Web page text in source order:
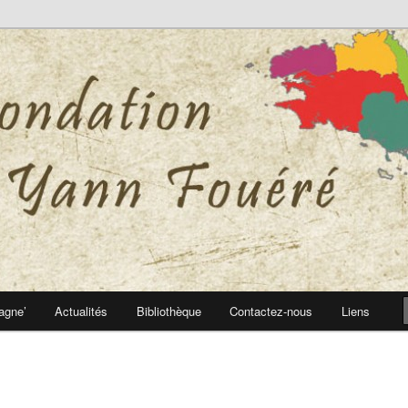
Fouéré
Fouéré
Actualités Bibliothèque Contactez-nous Liens